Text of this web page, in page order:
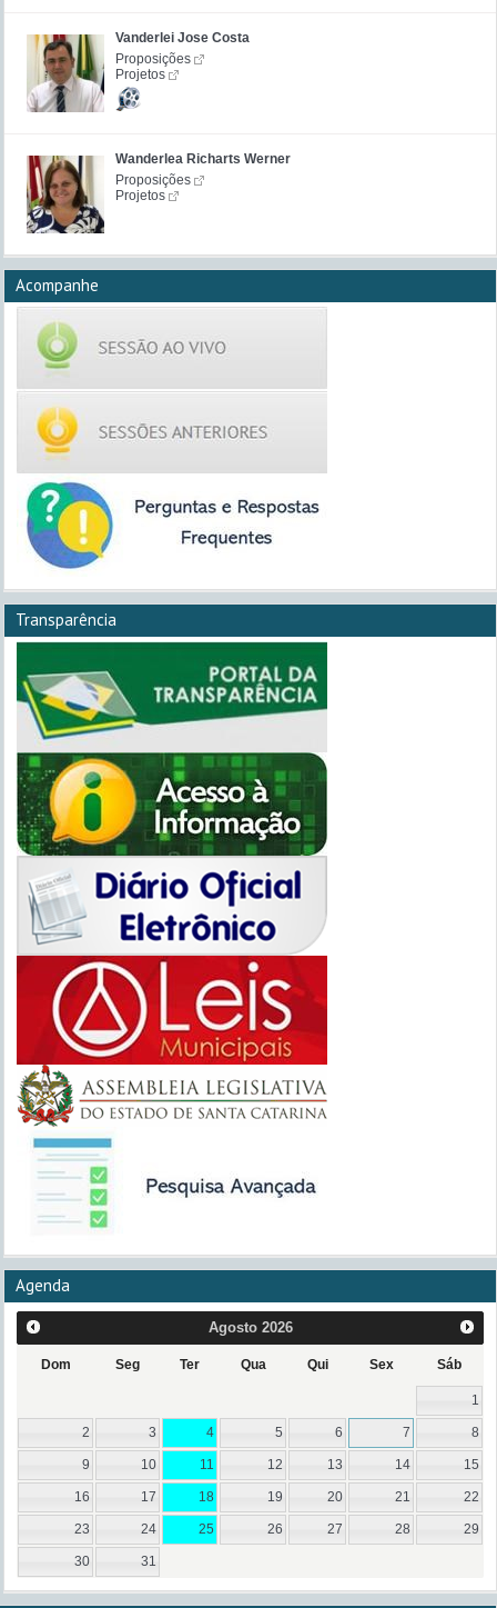
Vanderlei Jose Costa
Proposições
Projetos
Wanderlea Richarts Werner
Proposições
Projetos
Acompanhe
Transparência
Agenda
Agosto 2026
Dom Seg Ter Qua Qui Sex Sáb
1
2 3 4 5 6 7 8
9 10 11 12 13 14 15
16 17 18 19 20 21 22
23 24 25 26 27 28 29
30 31